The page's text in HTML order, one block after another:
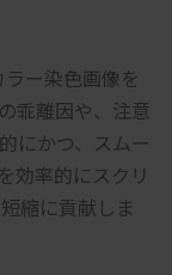
ー染色画像を
乖離因や、注意
にかつ、スムー
効率的にスクリ
縮に貢献しま